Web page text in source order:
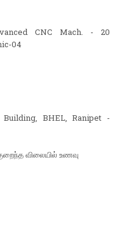
CNC Mach. - 20
04
BHEL, Ranipet -
விலையில் உணவு